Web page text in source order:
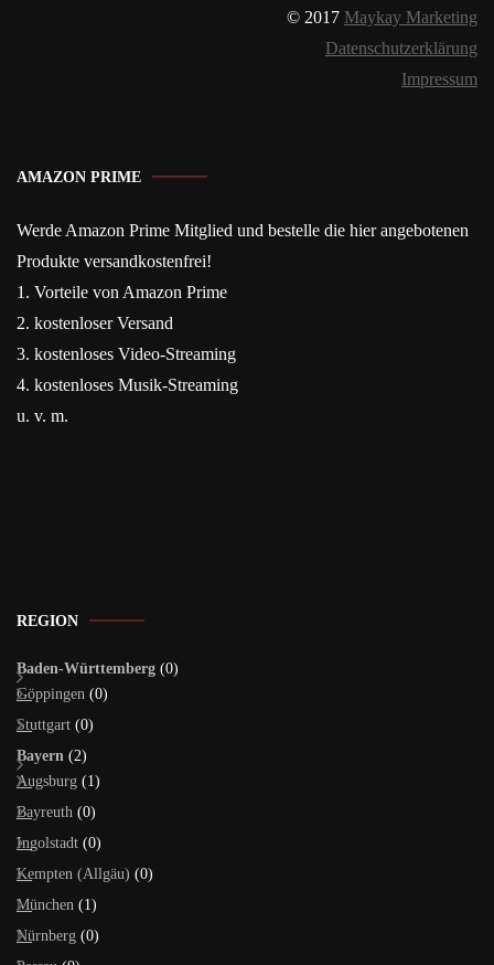
© 2017 Maykay Marketing
Datenschutzerklärung
Impressum
AMAZON PRIME
Werde Amazon Prime Mitglied und bestelle die hier angebotenen
Produkte versandkostenfrei!
1. Vorteile von Amazon Prime
2. kostenloser Versand
3. kostenloses Video-Streaming
4. kostenloses Musik-Streaming
u. v. m.
REGION
Baden-Württemberg (0)
Göppingen (0)
Stuttgart (0)
Bayern (2)
Augsburg (1)
Bayreuth (0)
Ingolstadt (0)
Kempten (Allgäu) (0)
München (1)
Nürnberg (0)